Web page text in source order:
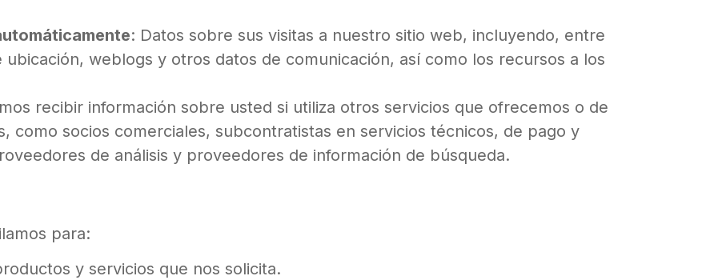
: Datos sobre sus visitas a nuestro sitio web, incluyendo, entre
weblogs y otros datos de comunicación, así como los recursos a los
recibir información sobre usted si utiliza otros servicios que ofrecemos o de
como socios comerciales, subcontratistas en servicios técnicos, de pago y
de análisis y proveedores de información de búsqueda.
para:
y servicios que nos solicita.